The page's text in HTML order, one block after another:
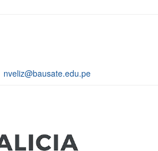
nveliz@bausate.edu.pe